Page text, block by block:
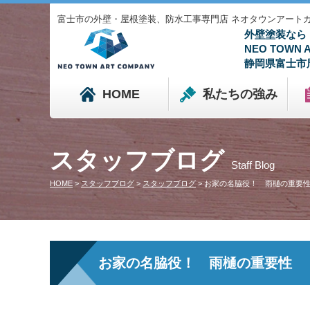
富士市の外壁・屋根塗装、防水工事専門店 ネオタウンアート
外壁塗装なら
NEO TOWN
静岡県富士市
HOME 私たちの強み
スタッフブログStaff Blog
HOME > スタッフブログ > スタッフブログ>お家の名脇役！ 雨樋の重要性
お家の名脇役！ 雨樋の重要性